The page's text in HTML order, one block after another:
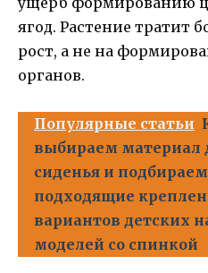
ягод. Растение тратит
рост, а не на
органов.
Популярные статьи
выбираем материал
сиденья и подбираем
подходящие
вариантов детских
моделей со спинкой